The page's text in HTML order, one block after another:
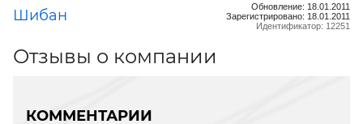
Шибан
Обновление: 18.01.2011
Зарегистрировано: 18.01.2011
Идентификатор: 12251
Отзывы о компании
КОММЕНТАРИИ